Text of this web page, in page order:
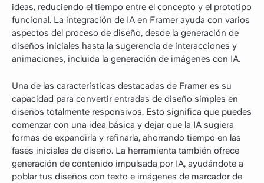
ideas, reduciendo el tiempo entre el concepto y el prototipo
funcional. La integración de IA en Framer ayuda con varios
aspectos del proceso de diseño, desde la generación de
diseños iniciales hasta la sugerencia de interacciones y
animaciones, incluida la generación de imágenes con IA.
Una de las características destacadas de Framer es su
capacidad para convertir entradas de diseño simples en
diseños totalmente responsivos. Esto significa que puedes
comenzar con una idea básica y dejar que la IA sugiera
formas de expandirla y refinarla, ahorrando tiempo en las
fases iniciales de diseño. La herramienta también ofrece
generación de contenido impulsada por IA, ayudándote a
poblar tus diseños con texto e imágenes de marcador de